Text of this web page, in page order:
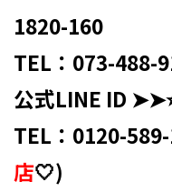
1820-160 ⁡
TEL：073-488-
公式LINE ID
TEL：0120-
店🤍)